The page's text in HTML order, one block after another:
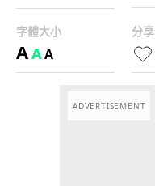
字體大小
AAA
分享
ADVERTISEMENT